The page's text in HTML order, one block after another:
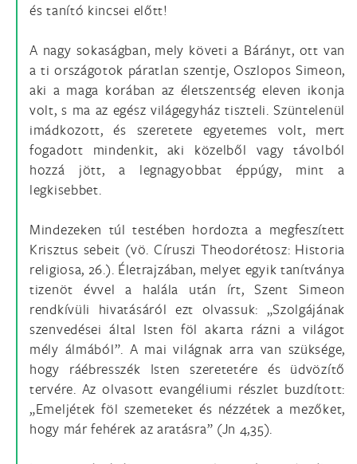
és tanító kincsei előtt!
A nagy sokaságban, mely követi a Bárányt, ott van
a ti országotok páratlan szentje, Oszlopos Simeon,
aki a maga korában az életszentség eleven ikonja
volt, s ma az egész világegyház tiszteli. Szüntelenül
imádkozott, és szeretete egyetemes volt, mert
fogadott mindenkit, aki közelből vagy távolból
hozzá jött, a legnagyobbat éppúgy, mint a
legkisebbet.
Mindezeken túl testében hordozta a megfeszített
Krisztus sebeit (vö. Círuszi Theodorétosz: Historia
religiosa, 26.). Életrajzában, melyet egyik tanítványa
tizenöt évvel a halála után írt, Szent Simeon
rendkívüli hivatásáról ezt olvassuk: „Szolgájának
szenvedései által Isten föl akarta rázni a világot
mély álmából”. A mai világnak arra van szüksége,
hogy ráébresszék Isten szeretetére és üdvözítő
tervére. Az olvasott evangéliumi részlet buzdított:
„Emeljétek föl szemeteket és nézzétek a mezőket,
hogy már fehérek az aratásra” (Jn 4,35).